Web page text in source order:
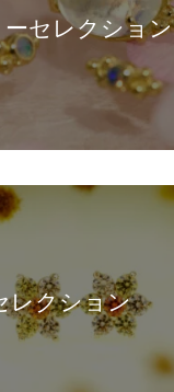
セレクション
レクション